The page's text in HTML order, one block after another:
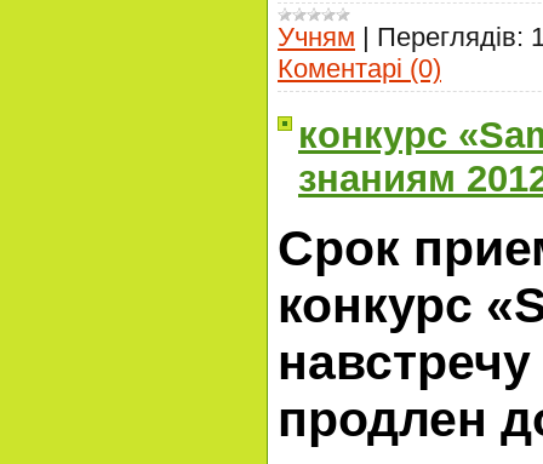
Учням | Переглядів:
Коментарі (0)
конкурс
знаниям
Cрок
конкурс
продлен